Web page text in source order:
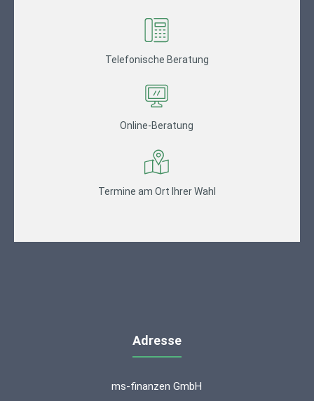
Telefonische Beratung
Online-Beratung
Termine am Ort Ihrer Wahl
Adresse
ms-finanzen GmbH